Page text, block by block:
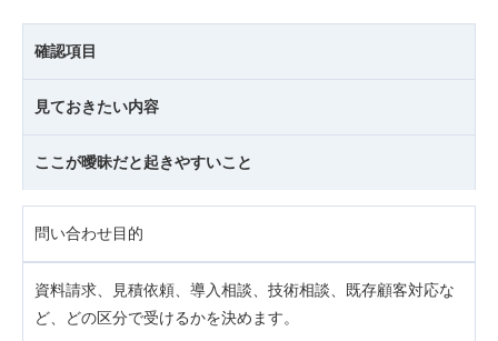
確認項目
見ておきたい内容
ここが曖昧だと起きやすいこと
問い合わせ目的
資料請求、見積依頼、導入相談、技術相談、既存顧客対応な
ど、どの区分で受けるかを決めます。